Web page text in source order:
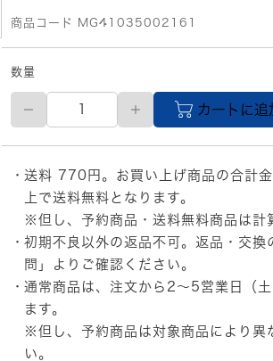
商品コード MG41035002161
数量
MEDIHIEAL(メ
ィ
ヒ
ル)
フ
ィ
ト
エ
ン
イ
ム
ピ
ー
カートに追
送料 770円。お買い上げ商品の合計
上で送料無料となります。
※但し、予約商品・送料無料商品は計
初期不良以外の返品不可。返品・交換
問」
よりご確認ください。
通常商品は、注文から2～5営業日（
ます。
※但し、予約商品は対象商品により異
い。